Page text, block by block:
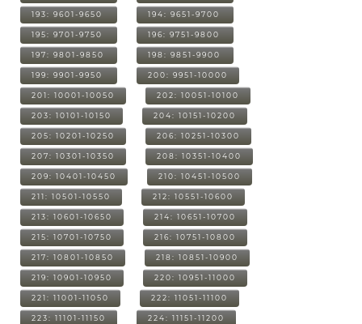
193: 9601-9650 194: 9651-9700
195: 9701-9750 196: 9751-9800
197: 9801-9850 198: 9851-9900
199: 9901-9950 200: 9951-10000
201: 10001-10050 202: 10051-10100
203: 10101-10150 204: 10151-10200
205: 10201-10250 206: 10251-10300
207: 10301-10350 208: 10351-10400
209: 10401-10450 210: 10451-10500
211: 10501-10550 212: 10551-10600
213: 10601-10650 214: 10651-10700
215: 10701-10750 216: 10751-10800
217: 10801-10850 218: 10851-10900
219: 10901-10950 220: 10951-11000
221: 11001-11050 222: 11051-11100
223: 11101-11150 224: 11151-11200